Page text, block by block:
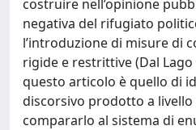
costruire nell’opinione
negativa del rifugiato
l’introduzione di misure di
rigide e restrittive (Dal Lago
questo articolo è quello di
discorsivo prodotto a
compararlo al sistema di